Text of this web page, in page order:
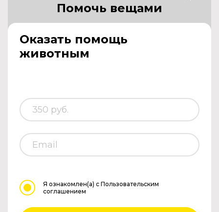
Оказать помощь
животным
Помочь вещами
Я ознакомлен(а) с Пользовательским
соглашением